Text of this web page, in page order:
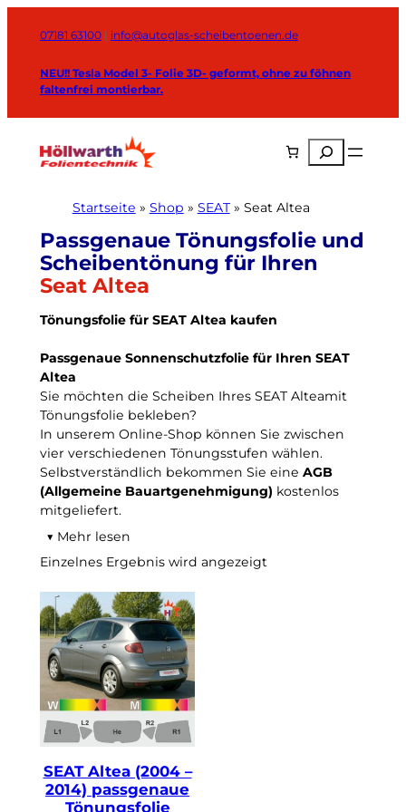
Inhalt07181 63100| info@autoglas-scheibentoenen.de
NEU!! Tesla Model 3- Folie 3D- geformt, ohne zu föhnen
faltenfrei montierbar.
Suchen
Startseite » Shop » SEAT» Seat Altea
Seat Altea
Tönungsfolie für SEAT Altea kaufen
Passgenaue Sonnenschutzfolie für Ihren SEAT
Altea
Sie möchten die Scheiben Ihres SEAT Alteamit
Tönungsfolie bekleben?
In unserem Online-Shop können Sie zwischen
vier verschiedenen Tönungsstufen wählen.
Selbstverständlich bekommen Sie eine AGB
(Allgemeine Bauartgenehmigung) kostenlos
mitgeliefert.
Die von Ihnen ausgewählte Auto-
bauabnahmefrei, und nach Ihrer Bestellung
passgenau für Ihren SEAT Altea maschinell
zugeschnitten. Bitte beachten Sie unsere
allgemeinen Montagehinweise für die
Fensterfolie, damit Sie die Tönungsfolien sauber
verlegen können. Zu den
Montageanforderungen navigieren Sie unten
über „Daten und Anleitungen
Lieferumfang finden Sie in den Produktdetails.
Werkzeug für die Scheibentönung
▼ Mehr lesen
Einzelnes Ergebnis wird angezeigt
SEAT Altea (2004 –
2014) passgenaue
Tönungsfolie